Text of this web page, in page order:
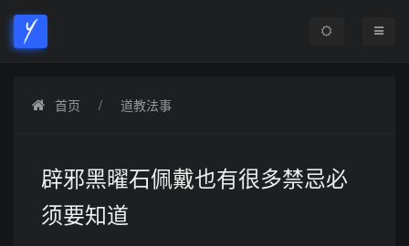
首页 道教法事
辟邪黑曜石佩戴也有很多禁忌必
须要知道